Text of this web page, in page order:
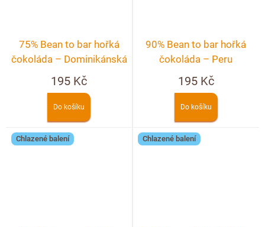
75% Bean to bar hořká
čokoláda – Dominikánská
republika
195 Kč
Do košíku
90% Bean to bar hořká
čokoláda – Peru
195 Kč
Do košíku
Chlazené balení Chlazené balení